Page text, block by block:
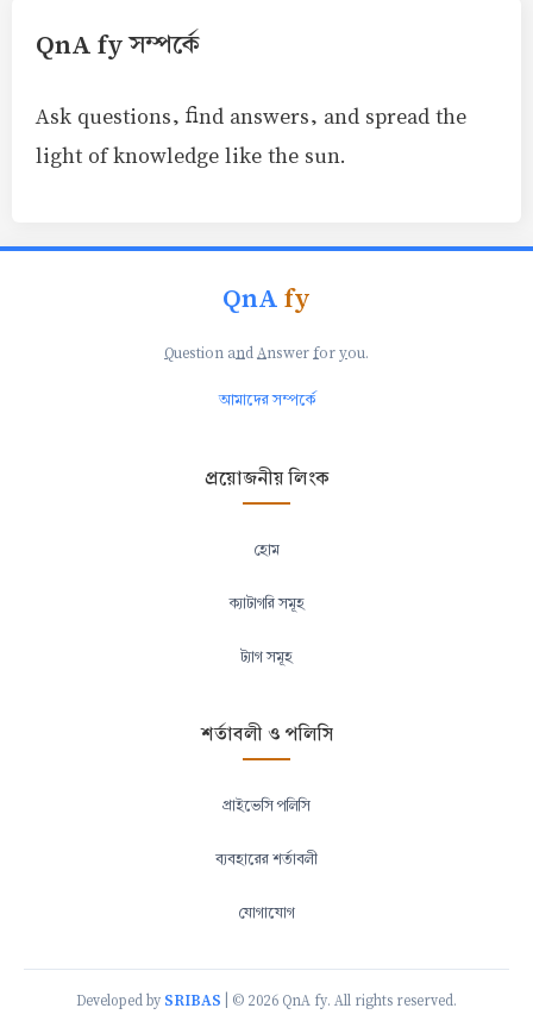
QnA fy সম্পর্কে
Ask questions, find answers, and spread the
light of knowledge like the sun.
QnAfy
Question andAnswer foryou.
আমাদের সম্পর্কে
প্রয়োজনীয় লিংক
হোম
ক্যাটাগরি সমূহ
ট্যাগ সমূহ
শর্তাবলী ও পলিসি
প্রাইভেসি পলিসি
ব্যবহারের শর্তাবলী
যোগাযোগ
Developed by SRIBAS | © 2026 QnA fy. All rights reserved.